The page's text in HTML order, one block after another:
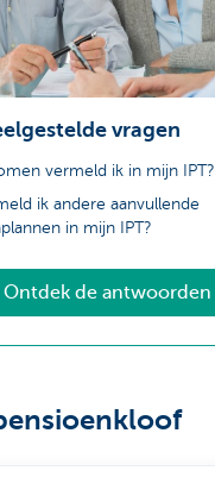
vragen
vermeld ik in mijn IPT?
ik andere aanvullende
in mijn IPT?
Ontdek de antwoorden